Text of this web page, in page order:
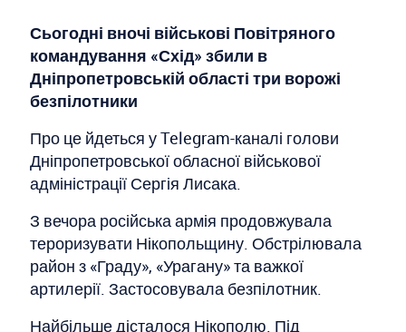
Сьогодні вночі військові Повітряного
командування «Схід» збили в
Дніпропетровській області три ворожі
безпілотники
Про це йдеться у Telegram-каналі голови
Дніпропетровської обласної військової
адміністрації Сергія Лисака.
З вечора російська армія продовжувала
тероризувати Нікопольщину. Обстрілювала
район з «Граду», «Урагану» та важкої
артилерії. Застосовувала безпілотник.
Найбільше дісталося Нікополю. Під